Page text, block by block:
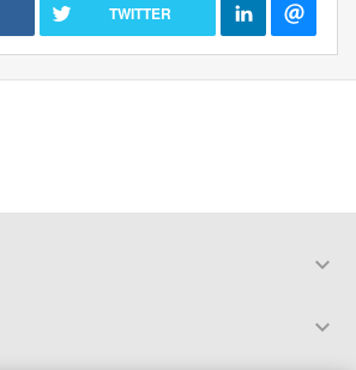
TWITTER

